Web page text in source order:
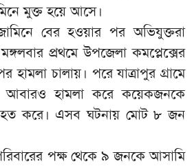
মুক্ত হয়ে আসে।
বের হওয়ার পর অভিযুক্তরা
প্রথমে উপজেলা কমপ্লেক্সের
চালায়। পরে যাত্রাপুর গ্রামে
আবারও হামলা করে কয়েকজনকে
করে। এসব ঘটনায় মোট ৮ জন
পক্ষ থেকে ৯ জনকে আসামি